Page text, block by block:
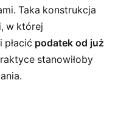
Taka konstrukcja
w której
podatek od już
stanowiłoby